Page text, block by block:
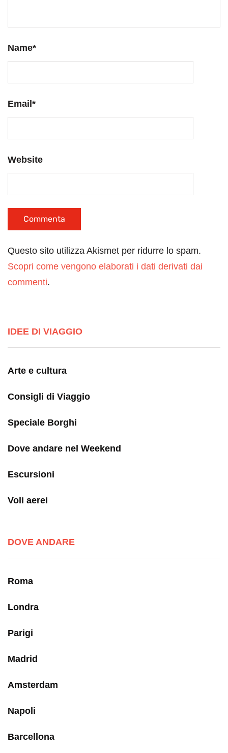
Name*
Email*
Website
Questo sito utilizza Akismet per ridurre lo spam.
Scopri come vengono elaborati i dati derivati dai
commenti.
IDEE DI VIAGGIO
Arte e cultura
Consigli di Viaggio
Speciale Borghi
Dove andare nel Weekend
Escursioni
Voli aerei
DOVE ANDARE
Roma
Londra
Parigi
Madrid
Amsterdam
Napoli
Barcellona